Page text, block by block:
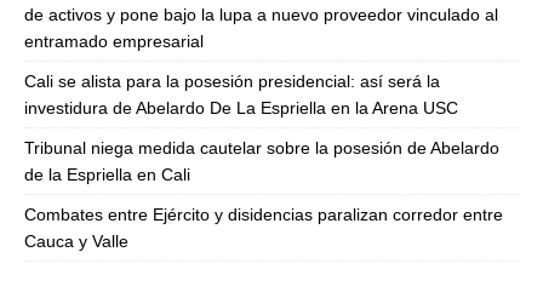
de activos y pone bajo la lupa a nuevo proveedor vinculado al
entramado empresarial
Cali se alista para la posesión presidencial: así será la
investidura de Abelardo De La Espriella en la Arena USC
Tribunal niega medida cautelar sobre la posesión de Abelardo
de la Espriella en Cali
Combates entre Ejército y disidencias paralizan corredor entre
Cauca y Valle